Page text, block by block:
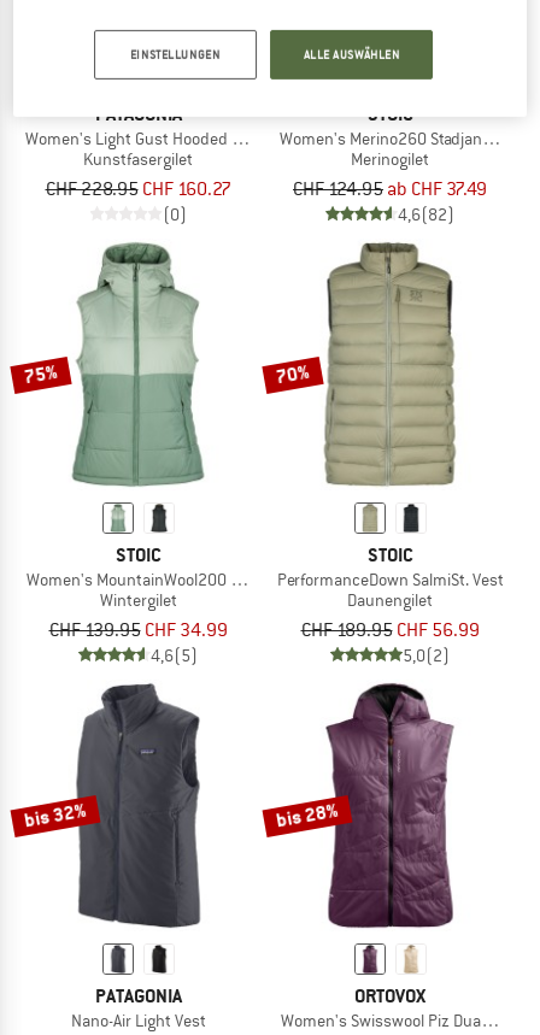
PATAGONIA
Women's Light Gust Hooded Vest
Kunstfasergilet
CHF 228.95 CHF 160.27
(0)
STOIC
Merinogilet
CHF 124.95 ab CHF 37.49
4,6(82)
75%
STOIC
Women's MountainWool200 StorboSt. Hooded Vest
Wintergilet
CHF 139.95 CHF 34.99
4,6(5)
70%
STOIC
PerformanceDown SalmiSt. Vest
Daunengilet
CHF 189.95 CHF 56.99
5,0(2)
bis 32%
PATAGONIA
Nano-Air Light Vest
bis 28%
ORTOVOX
Women's Swisswool Piz Duan Vest
EINSTELLUNGEN ALLE AUSWÄHLEN